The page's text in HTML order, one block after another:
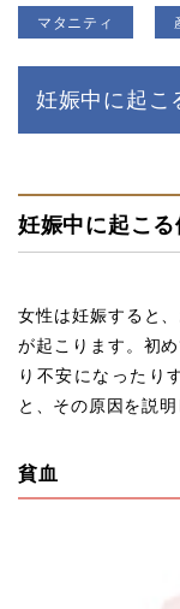
マタニティ
妊娠中に起こ
妊娠中に起こ
女性は妊娠すると
が起こります。初
り不安になったり
と、その原因を説明
貧血